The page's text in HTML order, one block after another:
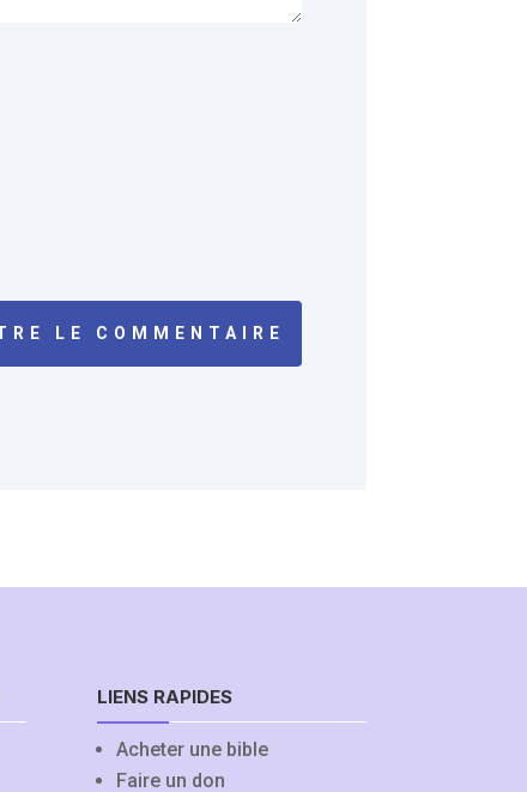
LE COMMENTAIRE
LIENS RAPIDES
Acheter une bible
Faire un don